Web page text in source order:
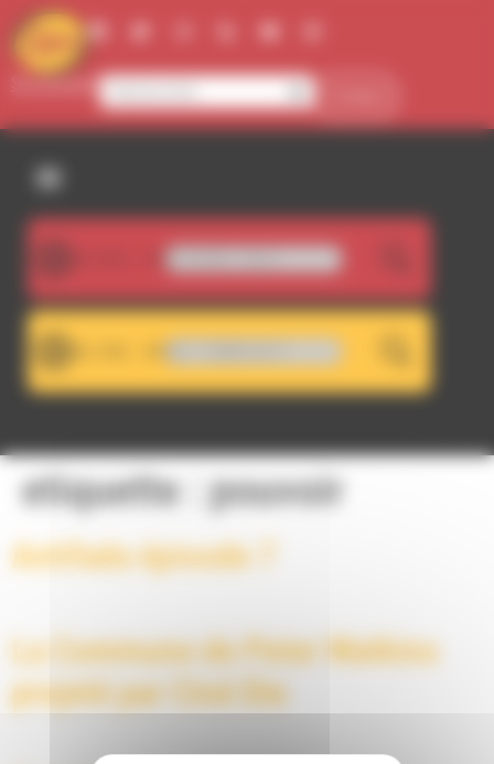
Se connecter
etiquette :pouvoir
Antifada épisode 7
La Commune de Peter Watkins
projeté par Ciné Die
Panneau de gestion des cookies